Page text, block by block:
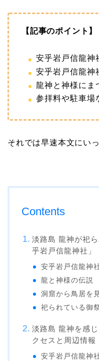
【記事のポイント】
安乎岩戸信龍神
安乎岩戸信龍神
龍神と神様にま
参拝料や駐車場
それでは早速本文にい
Contents
淡路島 龍神が祀
乎岩戸信龍神社」
安乎岩戸信龍神
龍と神様の伝説
洞窟から鳥居を
祀られている御
淡路島 龍神を感
クセスと周辺情報
安乎岩戸信龍神